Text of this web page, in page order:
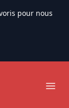
pour nous